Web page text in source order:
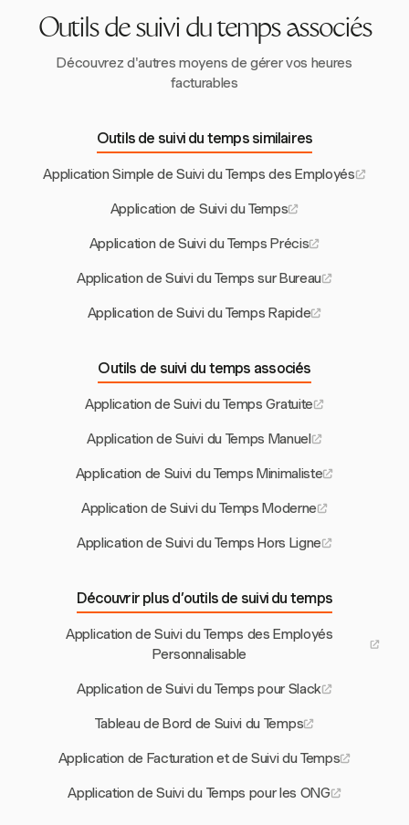
Outils de suivi du temps associés
Découvrez d'autres moyens de gérer vos heures
facturables
Outils de suivi du temps similaires
Application Simple de Suivi du Temps des Employés
Application de Suivi du Temps
Application de Suivi du Temps Précis
Application de Suivi du Temps sur Bureau
Application de Suivi du Temps Rapide
Outils de suivi du temps associés
Application de Suivi du Temps Gratuite
Application de Suivi du Temps Manuel
Application de Suivi du Temps Minimaliste
Application de Suivi du Temps Moderne
Application de Suivi du Temps Hors Ligne
Découvrir plus d’outils de suivi du temps
Application de Suivi du Temps des Employés
Personnalisable
Application de Suivi du Temps pour Slack
Tableau de Bord de Suivi du Temps
Application de Facturation et de Suivi du Temps
Application de Suivi du Temps pour les ONG